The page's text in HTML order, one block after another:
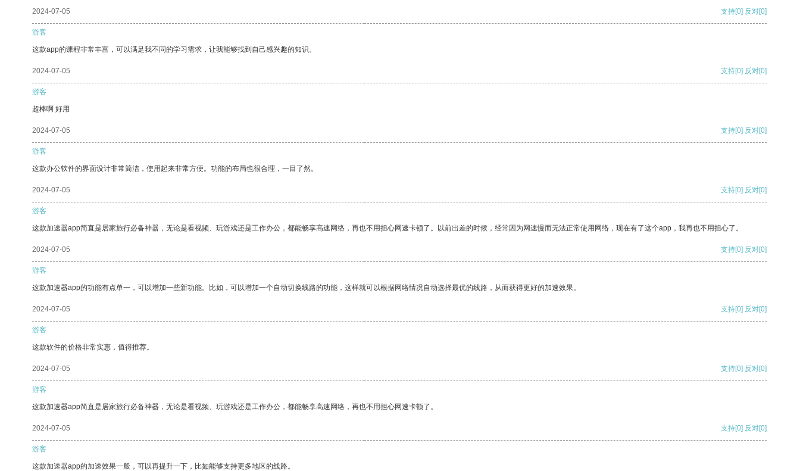
2024-07-05 支持[0] 反对[0]
游客
这款app的课程非常丰富，可以满足我不同的学习需求，让我能够找到自己感兴趣的知识。
2024-07-05 支持[0] 反对[0]
游客
超棒啊 好用
2024-07-05 支持[0] 反对[0]
游客
这款办公软件的界面设计非常简洁，使用起来非常方便。功能的布局也很合理，一目了然。
2024-07-05 支持[0] 反对[0]
游客
这款加速器app简直是居家旅行必备神器，无论是看视频、玩游戏还是工作办公，都能畅享高速网络，再也不用担心网速卡顿了。以前出差的时候，经常因为网速慢而无法正常使用网络，现在有了这个app，我再也不用担心了。
2024-07-05 支持[0] 反对[0]
游客
这款加速器app的功能有点单一，可以增加一些新功能。比如，可以增加一个自动切换线路的功能，这样就可以根据网络情况自动选择最优的线路，从而获得更好的加速效果。
2024-07-05 支持[0] 反对[0]
游客
这款软件的价格非常实惠，值得推荐。
2024-07-05 支持[0] 反对[0]
游客
这款加速器app简直是居家旅行必备神器，无论是看视频、玩游戏还是工作办公，都能畅享高速网络，再也不用担心网速卡顿了。
2024-07-05 支持[0] 反对[0]
游客
这款加速器app的加速效果一般，可以再提升一下，比如能够支持更多地区的线路。